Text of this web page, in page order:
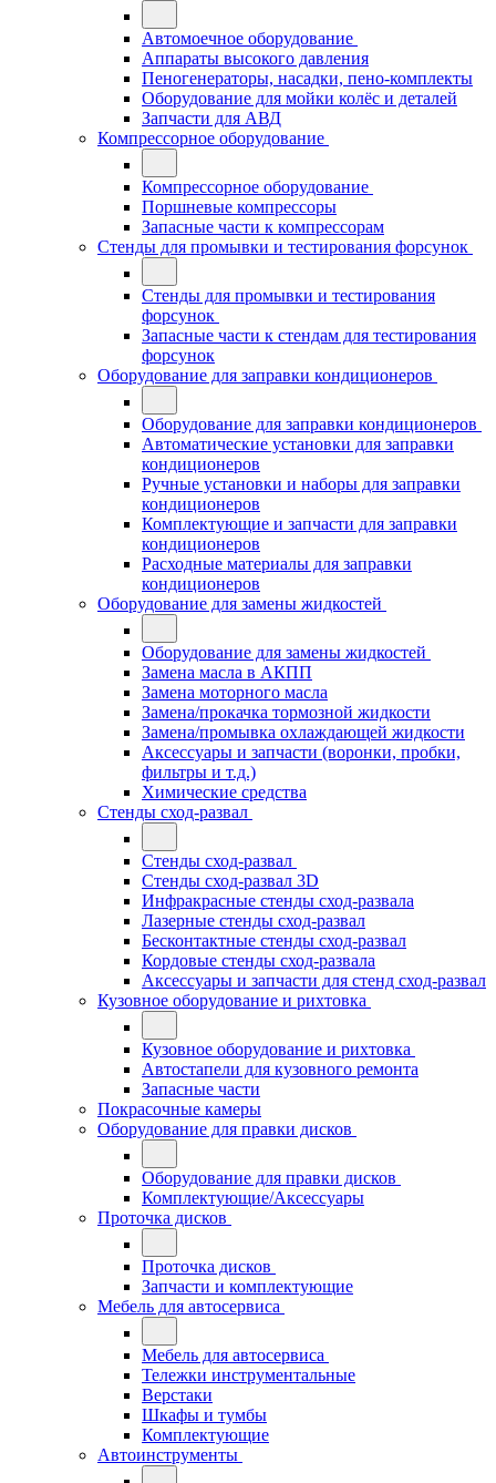
Автомоечное оборудование
Аппараты высокого давления
Пеногенераторы, насадки, пено-комплекты
Оборудование для мойки колёс и деталей
Запчасти для АВД
Компрессорное оборудование
Компрессорное оборудование
Поршневые компрессоры
Запасные части к компрессорам
Стенды для промывки и тестирования форсунок
Стенды для промывки и тестирования
форсунок
Запасные части к стендам для тестирования
форсунок
Оборудование для заправки кондиционеров
Оборудование для заправки кондиционеров
Автоматические установки для заправки
кондиционеров
Ручные установки и наборы для заправки
кондиционеров
Комплектующие и запчасти для заправки
кондиционеров
Расходные материалы для заправки
кондиционеров
Оборудование для замены жидкостей
Оборудование для замены жидкостей
Замена масла в АКПП
Замена моторного масла
Замена/прокачка тормозной жидкости
Замена/промывка охлаждающей жидкости
Аксессуары и запчасти (воронки, пробки,
фильтры и т.д.)
Химические средства
Стенды сход-развал
Стенды сход-развал
Стенды сход-развал 3D
Инфракрасные стенды сход-развала
Лазерные стенды сход-развал
Бесконтактные стенды сход-развал
Кордовые стенды сход-развала
Аксессуары и запчасти для стенд сход-развал
Кузовное оборудование и рихтовка
Кузовное оборудование и рихтовка
Автостапели для кузовного ремонта
Запасные части
Покрасочные камеры
Оборудование для правки дисков
Оборудование для правки дисков
Комплектующие/Аксессуары
Проточка дисков
Проточка дисков
Запчасти и комплектующие
Мебель для автосервиса
Мебель для автосервиса
Тележки инструментальные
Верстаки
Шкафы и тумбы
Комплектующие
Автоинструменты